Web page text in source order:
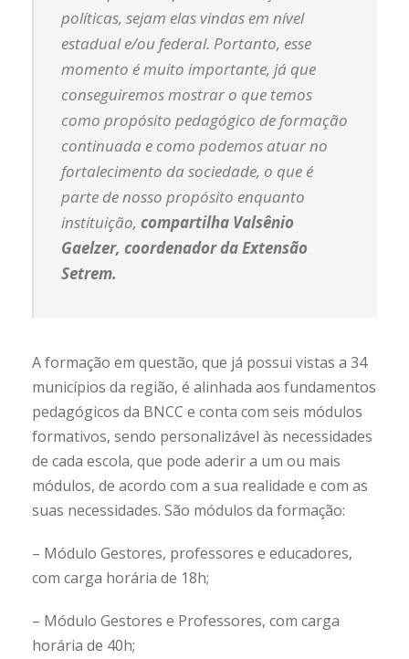
políticas, sejam elas vindas em nível
estadual e/ou federal. Portanto, esse
momento é muito importante, já que
conseguiremos mostrar o que temos
como propósito pedagógico de formação
continuada e como podemos atuar no
fortalecimento da sociedade, o que é
parte de nosso propósito enquanto
instituição, compartilha Valsênio
Gaelzer, coordenador da Extensão
Setrem.
A formação em questão, que já possui vistas a 34
municípios da região, é alinhada aos fundamentos
pedagógicos da BNCC e conta com seis módulos
formativos, sendo personalizável às necessidades
de cada escola, que pode aderir a um ou mais
módulos, de acordo com a sua realidade e com as
suas necessidades. São módulos da formação:
– Módulo Gestores, professores e educadores,
com carga horária de 18h;
– Módulo Gestores e Professores, com carga
horária de 40h;